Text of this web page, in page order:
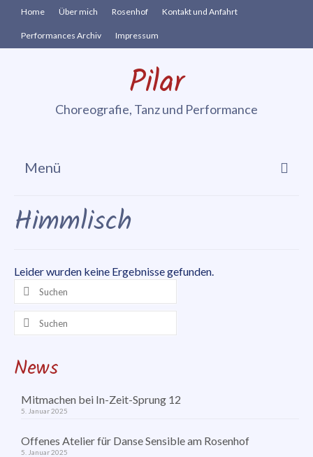
Home Über mich Rosenhof Kontakt und Anfahrt
Performances Archiv Impressum
Pilar
Choreografie, Tanz und Performance
Menü
In-Zeit-Sprung
Danse Sensible
Workshops
Himmlisch
Leider wurden keine Ergebnisse gefunden.
Suchen
nach:
Suchen
nach:
News
Mitmachen bei In-Zeit-Sprung 12
5. Januar 2025
Offenes Atelier für Danse Sensible am Rosenhof
5. Januar 2025